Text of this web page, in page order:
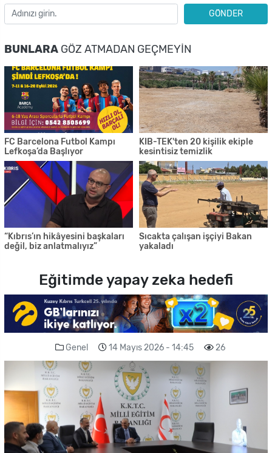
GÖNDER
BUNLARA GÖZ ATMADAN GEÇMEYIN
FC Barcelona Futbol Kampı
Lefkoşa’da Başlıyor
KIB-TEK'ten 20 kişilik ekiple
kesintisiz temizlik
“Kıbrıs’ın hikâyesini başkaları
değil, biz anlatmalıyız”
Sıcakta çalışan işçiyi Bakan
yakaladı
Eğitimde yapay zeka hedefi
Genel 14 Mayıs 2026 - 14:45 26